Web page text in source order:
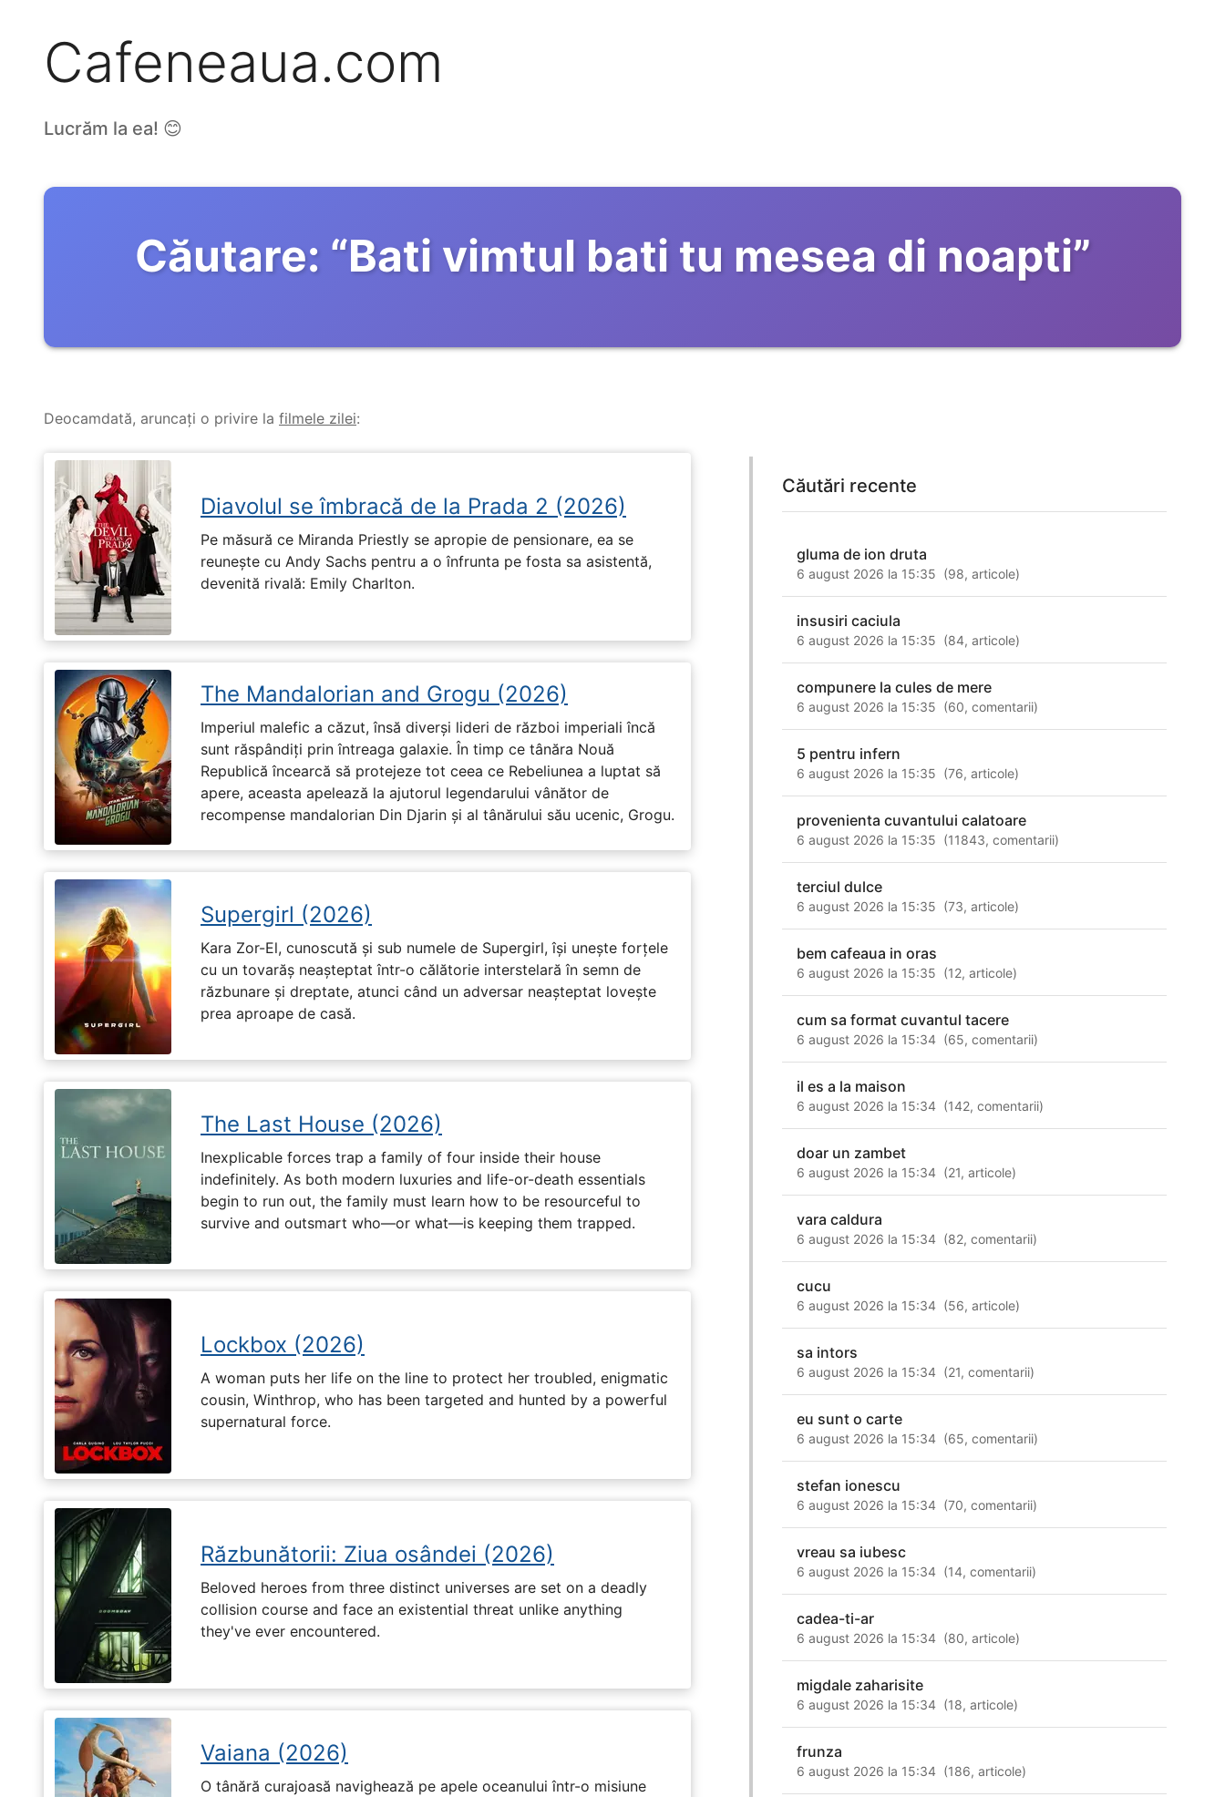
Cafeneaua.com
Lucrăm la ea! 😊
Căutare: “Bati vimtul bati tu mesea di noapti”
Deocamdată, aruncați o privire la filmele zilei:
Diavolul se îmbracă de la Prada 2 (2026)
Pe măsură ce Miranda Priestly se apropie de pensionare, ea se
reunește cu Andy Sachs pentru a o înfrunta pe fosta sa asistentă,
devenită rivală: Emily Charlton.
The Mandalorian and Grogu (2026)
Imperiul malefic a căzut, însă diverși lideri de război imperiali încă
sunt răspândiți prin întreaga galaxie. În timp ce tânăra Nouă
Republică încearcă să protejeze tot ceea ce Rebeliunea a luptat să
apere, aceasta apelează la ajutorul legendarului vânător de
recompense mandalorian Din Djarin și al tânărului său ucenic, Grogu.
Supergirl (2026)
Kara Zor-El, cunoscută și sub numele de Supergirl, își unește forțele
cu un tovarăș neașteptat într-o călătorie interstelară în semn de
răzbunare și dreptate, atunci când un adversar neașteptat lovește
prea aproape de casă.
The Last House (2026)
Inexplicable forces trap a family of four inside their house
indefinitely. As both modern luxuries and life-or-death essentials
begin to run out, the family must learn how to be resourceful to
survive and outsmart who—or what—is keeping them trapped.
Lockbox (2026)
A woman puts her life on the line to protect her troubled, enigmatic
cousin, Winthrop, who has been targeted and hunted by a powerful
supernatural force.
Răzbunătorii: Ziua osândei (2026)
Beloved heroes from three distinct universes are set on a deadly
collision course and face an existential threat unlike anything
they've ever encountered.
Vaiana (2026)
O tânără curajoasă navighează pe apele oceanului într-o misiune
Căutări recente
gluma de ion druta
6 august 2026 la 15:35 (98,articole)
insusiri caciula
6 august 2026 la 15:35 (84,articole)
compunere la cules de mere
6 august 2026 la 15:35 (60,comentarii)
5 pentru infern
6 august 2026 la 15:35 (76,articole)
provenienta cuvantului calatoare
6 august 2026 la 15:35 (11843,comentarii)
terciul dulce
6 august 2026 la 15:35 (73,articole)
bem cafeaua in oras
6 august 2026 la 15:35 (12,articole)
cum sa format cuvantul tacere
6 august 2026 la 15:34 (65,comentarii)
il es a la maison
6 august 2026 la 15:34 (142,comentarii)
doar un zambet
6 august 2026 la 15:34 (21,articole)
vara caldura
6 august 2026 la 15:34 (82,comentarii)
cucu
6 august 2026 la 15:34 (56,articole)
sa intors
6 august 2026 la 15:34 (21,comentarii)
eu sunt o carte
6 august 2026 la 15:34 (65,comentarii)
stefan ionescu
6 august 2026 la 15:34 (70,comentarii)
vreau sa iubesc
6 august 2026 la 15:34 (14,comentarii)
cadea-ti-ar
6 august 2026 la 15:34 (80,articole)
migdale zaharisite
6 august 2026 la 15:34 (18,articole)
frunza
6 august 2026 la 15:34 (186,articole)